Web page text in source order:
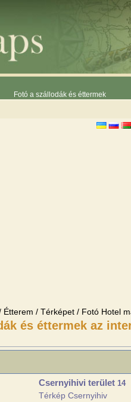
Fotó a szállodák és éttermek
Étterem / Térképet / Fotó Hotel
és éttermek az
Csernyihivi terület 14
Térkép Csernyihiv